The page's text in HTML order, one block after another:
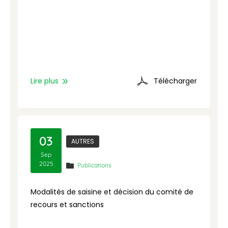
Lire plus Télécharger
03
Sep
2025
AUTRES
Publications
Modalités de saisine et décision du comité de
recours et sanctions